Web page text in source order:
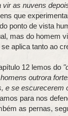
vir as nuvens
que
ponto de vista
mas do homem
aplica tanto ao
12 lemos do
outrora
e se escurecerem
para nos
as pernas,